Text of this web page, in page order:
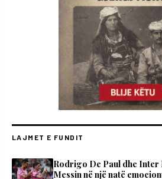
LAJMET E FUNDIT
Rodrigo De Paul dhe
Messin në një natë